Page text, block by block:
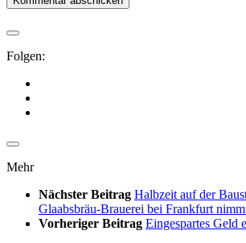
Folgen:
Mehr
Nächster Beitrag Halbzeit auf der
Glaabsbräu-Brauerei bei Frankfurt
Vorheriger Beitrag Eingespartes Geld